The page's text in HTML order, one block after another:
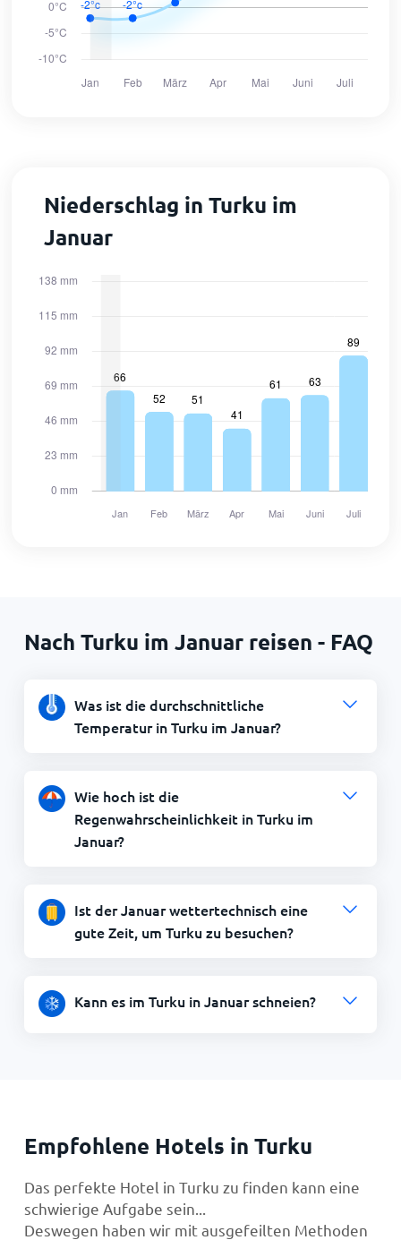
Niederschlag in Turku im
Januar
Nach Turku im Januar reisen - FAQ
Was ist die durchschnittliche
Temperatur in Turku im Januar?
Wie hoch ist die
Regenwahrscheinlichkeit in Turku im
Januar?
Ist der Januar wettertechnisch eine
gute Zeit, um Turku zu besuchen?
Kann es im Turku in Januar schneien?
Empfohlene Hotels in Turku
Das perfekte Hotel in Turku zu finden kann eine
schwierige Aufgabe sein...
Deswegen haben wir mit ausgefeilten Methoden